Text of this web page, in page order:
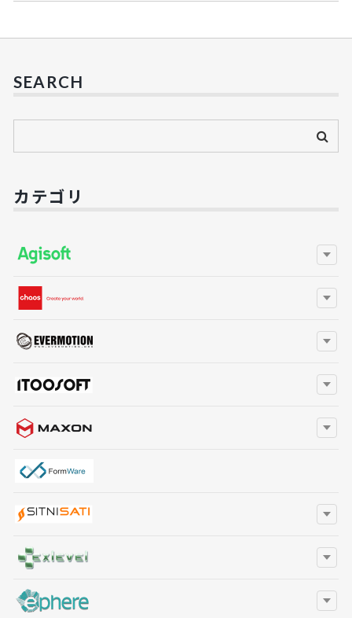
SEARCH
カテゴリ